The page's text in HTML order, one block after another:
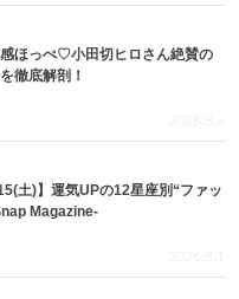
ほっぺ♡小田切ヒロさん絶賛の
徹底解剖！
2026.8.4
土)】運気UPの12星座別“ファッ
Magazine-
2026.8.1